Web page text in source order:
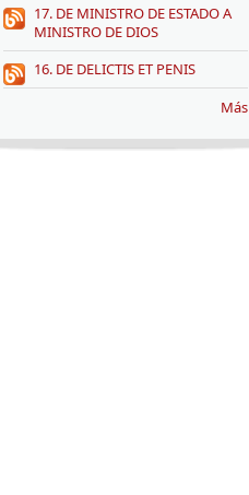
17. DE MINISTRO DE ESTADO A
MINISTRO DE DIOS
16. DE DELICTIS ET PENIS
Más